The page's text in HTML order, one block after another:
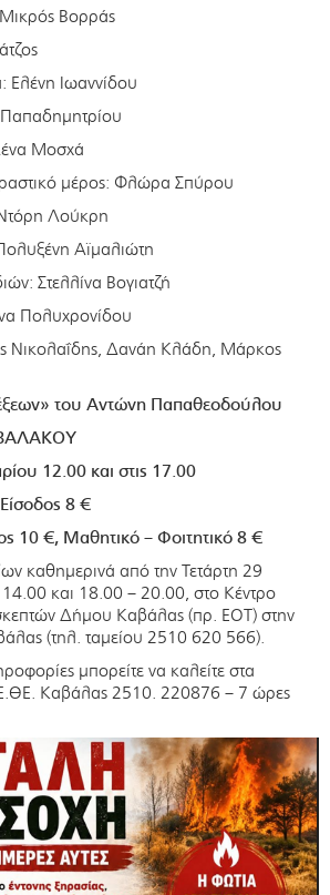
Βορράς
Ελένη Ιωαννίδου
Μοσχά
μέρος: Φλώρα Σπύρου
Λούκρη
Αϊμαλιώτη
Στελλίνα Βογιατζή
Πολυχρονίδου
Νικολαΐδης, Δανάη Κλάδη, Μάρκος
του Αντώνη Παπαθεοδούλου
12.00 και στις 17.00
8 €
10 €, Μαθητικό – Φοιτητικό 8 €
καθημερινά από την Τετάρτη 29
και 18.00 – 20.00, στο Κέντρο
Δήμου Καβάλας (πρ. ΕΟΤ) στην
(τηλ. ταμείου 2510 620 566).
μπορείτε να καλείτε στα
Καβάλας 2510. 220876 – 7 ώρες